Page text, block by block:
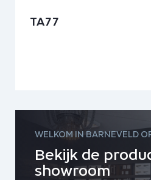
TA77
WELKOM IN BARNEVELD
Bekijk de
showroom